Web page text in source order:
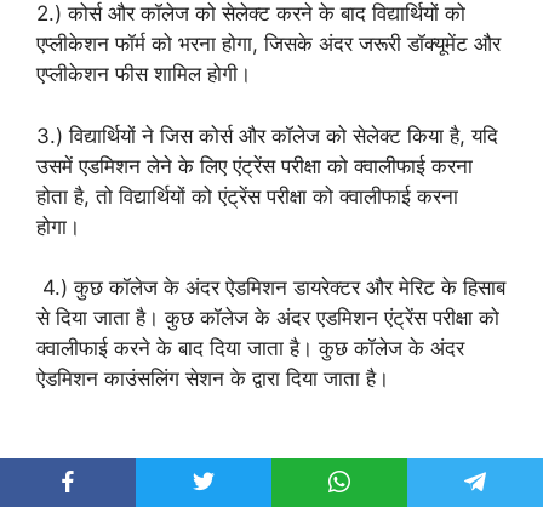
2.) कोर्स और कॉलेज को सेलेक्ट करने के बाद विद्यार्थियों को
एप्लीकेशन फॉर्म को भरना होगा, जिसके अंदर जरूरी डॉक्यूमेंट और
एप्लीकेशन फीस शामिल होगी।
3.) विद्यार्थियों ने जिस कोर्स और कॉलेज को सेलेक्ट किया है, यदि
उसमें एडमिशन लेने के लिए एंट्रेंस परीक्षा को क्वालीफाई करना
होता है, तो विद्यार्थियों को एंट्रेंस परीक्षा को क्वालीफाई करना
होगा।
4.) कुछ कॉलेज के अंदर ऐडमिशन डायरेक्टर और मेरिट के हिसाब
से दिया जाता है। कुछ कॉलेज के अंदर एडमिशन एंट्रेंस परीक्षा को
क्वालीफाई करने के बाद दिया जाता है। कुछ कॉलेज के अंदर
ऐडमिशन काउंसलिंग सेशन के द्वारा दिया जाता है।